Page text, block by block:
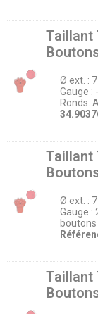
Taillant
Ø ext. :
Gauge :
Ronds.
Taillant
Ø ext. :
Gauge :
boutons
Taillant